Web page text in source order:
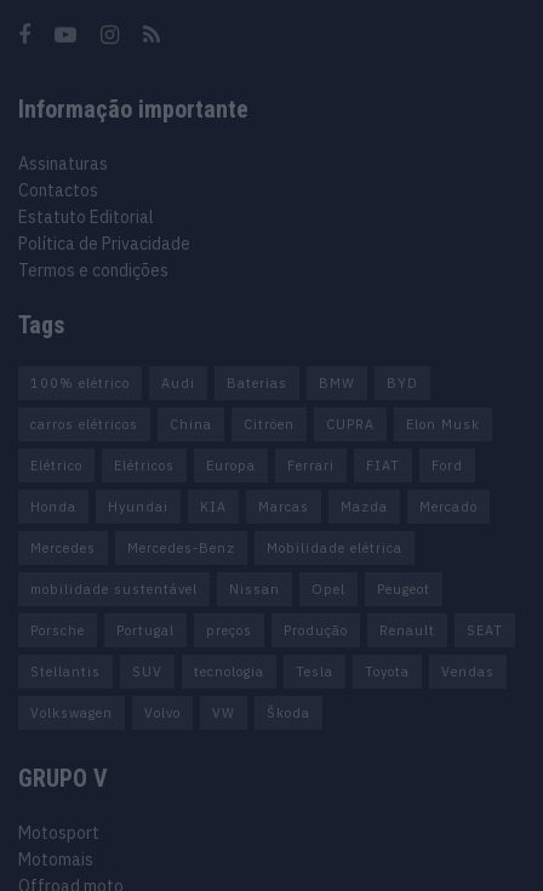
Informação importante
Assinaturas
Contactos
Estatuto Editorial
Política de Privacidade
Termos e condições
Tags
100% elétrico Audi Baterias BMW BYD
carros elétricos China Citröen CUPRA Elon Musk
Elétrico Elétricos Europa Ferrari FIAT Ford
Honda Hyundai KIA Marcas Mazda Mercado
Mercedes Mercedes-Benz Mobilidade elétrica
mobilidade sustentável Nissan Opel Peugeot
Porsche Portugal preços Produção Renault SEAT
Stellantis SUV tecnologia Tesla Toyota Vendas
Volkswagen Volvo VW Škoda
GRUPO V
Motosport
Motomais
Offroad moto